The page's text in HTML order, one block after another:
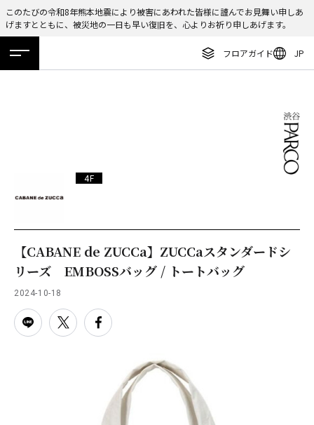
このたびの令和8年熊本地震により被害にあわれた皆様に謹んでお見舞い申しあ
げますとともに、被災地の一日も早い復旧を、心よりお祈り申しあげます。
フロアガイド JP
ホーム 特集 ニュース イベント アクセス
TAX FREE
DELIVERY SERVICES
PARCOメンバーズ
オンラインストア
ENGLISH
繁体字
4F
【CABANE de ZUCCa】ZUCCaスタンダードシ
リーズ EMBOSSバッグ / トートバッグ
2024-10-18